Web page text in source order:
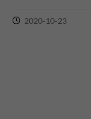
2020-10-23